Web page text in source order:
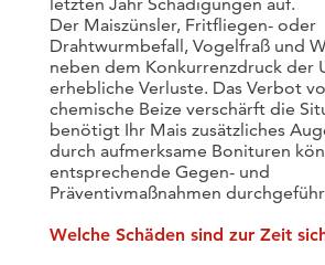
Der Maiszünsler, Fritfliegen- oder
Drahtwurmbefall, Vogelfraß und
neben dem Konkurrenzdruck der
erhebliche Verluste. Das Verbot
chemische Beize verschärft die
benötigt Ihr Mais zusätzliches
durch aufmerksame Bonituren
entsprechende Gegen- und
Präventivmaßnahmen
Welche Schäden sind zur Zeit